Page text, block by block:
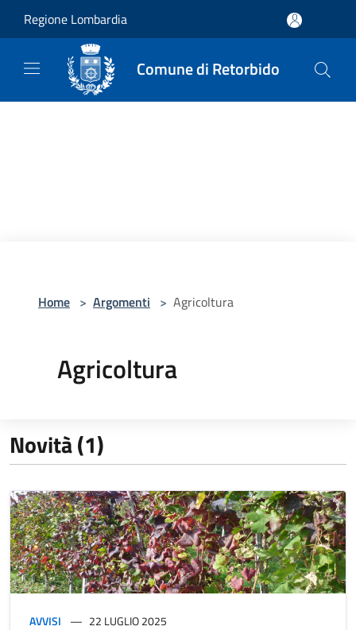
Regione Lombardia
Comune di Retorbido
Home > Argomenti > Agricoltura
Agricoltura
Novità (1)
AVVISI 22 LUGLIO 2025